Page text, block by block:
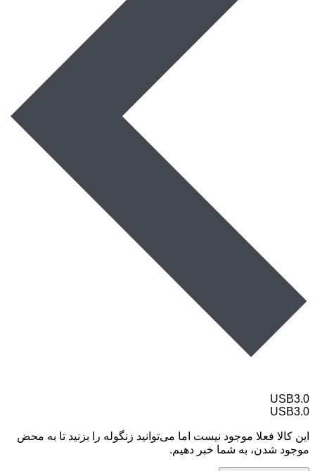
USB3.0
USB3.0
این کالا فعلا موجود نیست اما می‌توانید زنگوله را بزنید تا به محض
موجود شدن، به شما خبر دهیم.